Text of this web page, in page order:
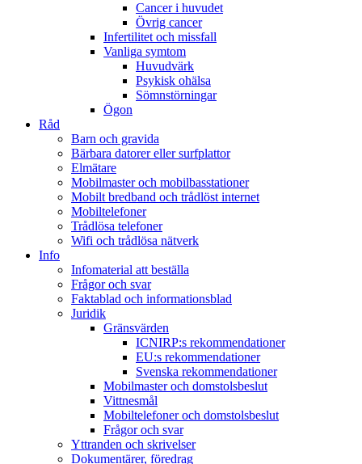
Cancer i huvudet
Övrig cancer
Infertilitet och missfall
Vanliga symtom
Huvudvärk
Psykisk ohälsa
Sömnstörningar
Ögon
Råd
Barn och gravida
Bärbara datorer eller surfplattor
Elmätare
Mobilmaster och mobilbasstationer
Mobilt bredband och trådlöst internet
Mobiltelefoner
Trådlösa telefoner
Wifi och trådlösa nätverk
Info
Infomaterial att beställa
Frågor och svar
Faktablad och informationsblad
Juridik
Gränsvärden
ICNIRP:s rekommendationer
EU:s rekommendationer
Svenska rekommendationer
Mobilmaster och domstolsbeslut
Vittnesmål
Mobiltelefoner och domstolsbeslut
Frågor och svar
Yttranden och skrivelser
Dokumentärer, föredrag